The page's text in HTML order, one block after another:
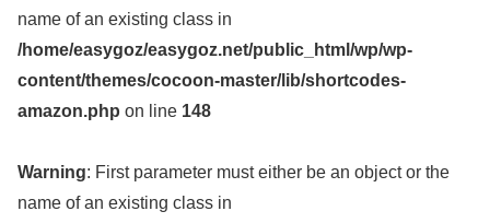
name of an existing class in
/home/easygoz/easygoz.net/public_html/wp/wp-
content/themes/cocoon-master/lib/shortcodes-
amazon.php on line 148
Warning: First parameter must either be an object or the
name of an existing class in